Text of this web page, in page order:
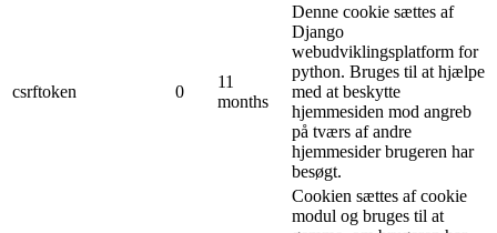
csrftoken 0
11
months
Denne cookie sættes af
Django
webudviklingsplatform for
python. Bruges til at hjælpe
med at beskytte
hjemmesiden mod angreb
på tværs af andre
hjemmesider brugeren har
besøgt.
Cookien sættes af cookie
modul og bruges til at